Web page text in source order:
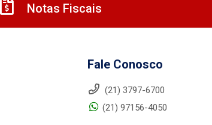
Notas Fiscais
Fale Conosco
(21) 3797-6700
(21) 97156-4050